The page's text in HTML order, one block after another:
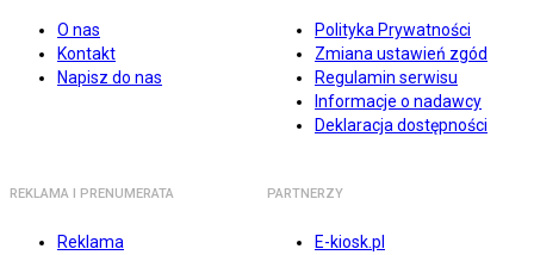
O nas
Kontakt
Napisz do nas
Polityka Prywatności
Zmiana ustawień zgód
Regulamin serwisu
Informacje o nadawcy
Deklaracja dostępności
REKLAMA I PRENUMERATA
Reklama
PARTNERZY
E-kiosk.pl